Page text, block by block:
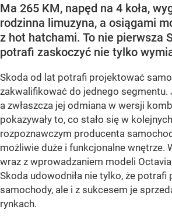
Ma 265 KM, napęd na 4 koła,
rodzinna limuzyna, a osiągami
z hot hatchami. To nie pierwsza
potrafi zaskoczyć nie tylko
Skoda od lat potrafi projektować
zakwalifikować do jednego segmentu.
a zwłaszcza jej odmiana w wersji
pokazywały to, co stało się w
rozpoznawczym producenta
możliwie duże i funkcjonalne wnętrze.
wraz z wprowadzaniem modeli
Skoda udowodniła nie tylko, że
samochody, ale i z sukcesem je
rynkach.